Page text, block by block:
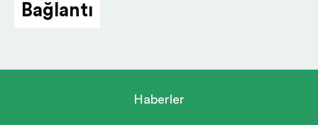
Bağlantı
Haberler